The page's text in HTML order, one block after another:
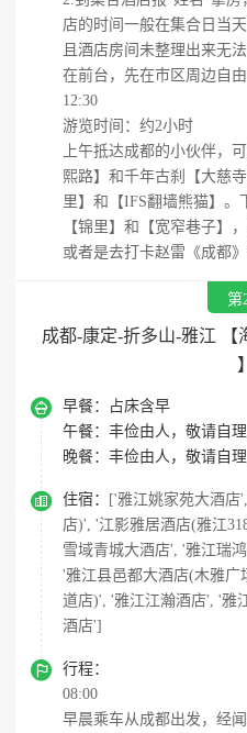
店的时间一般在集合日当
且酒店房间未整理出来无
在前台，先在市区周边自由
12:30
游览时间：约2小时
上午抵达成都的小伙伴，
熙路】和千年古刹【大慈
里】和【IFS翻墙熊猫】
【锦里】和【宽窄巷子】
或者是去打卡赵雷《成都
第
成都-康定-折多山-雅江 【
】
 早餐：
占床含早
午餐： 丰俭由人，敬请自理
晚餐： 丰俭由人，敬请自理
 住宿：
['雅江姚家苑大酒店
店)', '江影雅居酒店(雅江
雪域青城大酒店', '雅江瑞
'雅江县邑都大酒店(木雅广
道店)', '雅江江瀚酒店', '雅
酒店']

行程：
08:00
早晨乘车从成都出发，经